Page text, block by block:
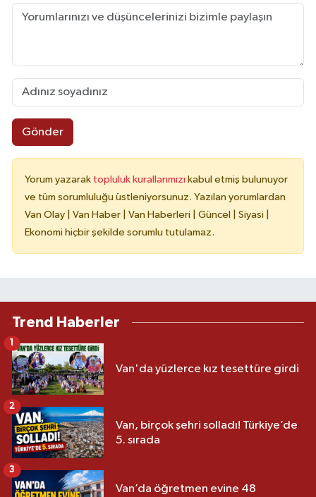
Gönder
Yorum yazarak topluluk kurallarımızı kabul etmiş bulunuyor
ve tüm sorumluluğu üstleniyorsunuz. Yazılan yorumlardan
Van Olay | Van Haber | Van Haberleri | Güncel | Siyasi |
Ekonomi hiçbir şekilde sorumlu tutulamaz.
Trend Haberler
Van'da yüzlerce kız tesettüre girdi
Van, birçok şehri solladı! Türkiye’de
5. sırada
2
Van’da öğretmen evine 48
3